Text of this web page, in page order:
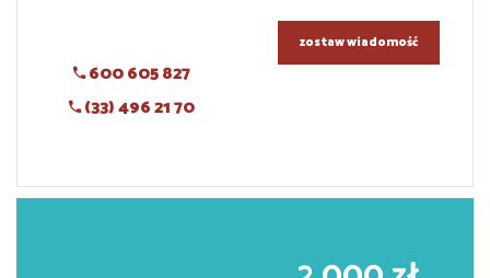
600 605 827
(33) 496 21 70
zostaw wiadomość